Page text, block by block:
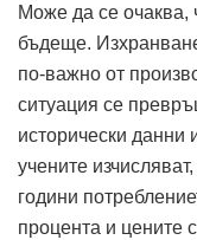
Може да се очаква,
бъдеще.
по-важно от
ситуация се
исторически данни
учените
години
процента и цените